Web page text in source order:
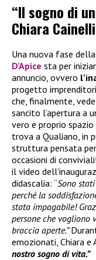
“Il sogno di
Chiara
Una nuova fase
D’Apice sta per
annuncio, ovvero
progetto
che, finalmente,
sancito l’apertura a
vero e proprio
trova a Qualiano, in
struttura pensata
occasioni di
il video
didascalia: “Sono
perché la
stata impagabile!
persone che vogliono
braccia aperte.”
emozionati, Chiara e
nostro sogno di vita.”